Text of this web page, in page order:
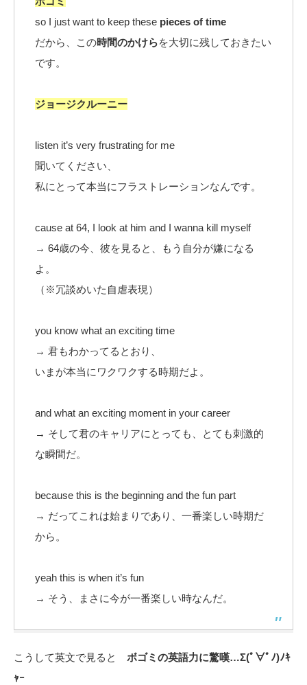
so I just want to keep these pieces of time
だから、この時間のかけらを大切に残しておきたい
です。
ジョージクルーニー
listen it’s very frustrating for me
聞いてください、
私にとって本当にフラストレーションなんです。
cause at 64, I look at him and I wanna kill myself
→ 64歳の今、彼を見ると、もう自分が嫌になる
よ。
（※冗談めいた自虐表現）
you know what an exciting time
→ 君もわかってるとおり、
いまが本当にワクワクする時期だよ。
and what an exciting moment in your career
→ そして君のキャリアにとっても、とても刺激的
な瞬間だ。
because this is the beginning and the fun part
→ だってこれは始まりであり、一番楽しい時期だ
から。
yeah this is when it’s fun
→ そう、まさに今が一番楽しい時なんだ。
こうして英文で見ると ボゴミの英語力に驚嘆…Σ(ﾟ∀ﾟﾉ)ﾉｷ
ｬｰ